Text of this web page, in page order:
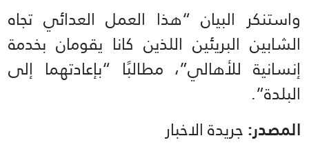
واستنكر البيان “هذا العمل العدائي تجاه
الشابين البريئين اللذين كانا يقومان بخدمة
إنسانية للأهالي”، مطالبًا “بإعادتهما إلى
البلدة”.
المصدر:جريدة الاخبار